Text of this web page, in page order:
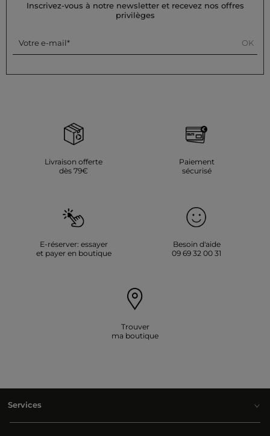
Inscrivez-vous à notre newsletter et recevez nos offres
privilèges
Votre e-mail OK
Livraison offerte
dès 79€
Paiement
sécurisé
E-réserver: essayer
et payer en boutique
Besoin d'aide
09 69 32 00 31
Trouver
ma boutique
Services